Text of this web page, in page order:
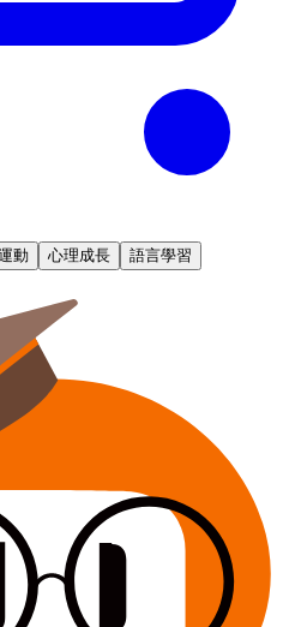
動 心理成長
語言學習